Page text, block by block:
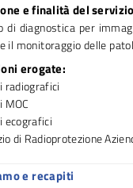
e finalità del
di diagnostica per
il monitoraggio delle
erogate:
radiografici
MOC
ecografici
di Radioprotezione
e recapiti